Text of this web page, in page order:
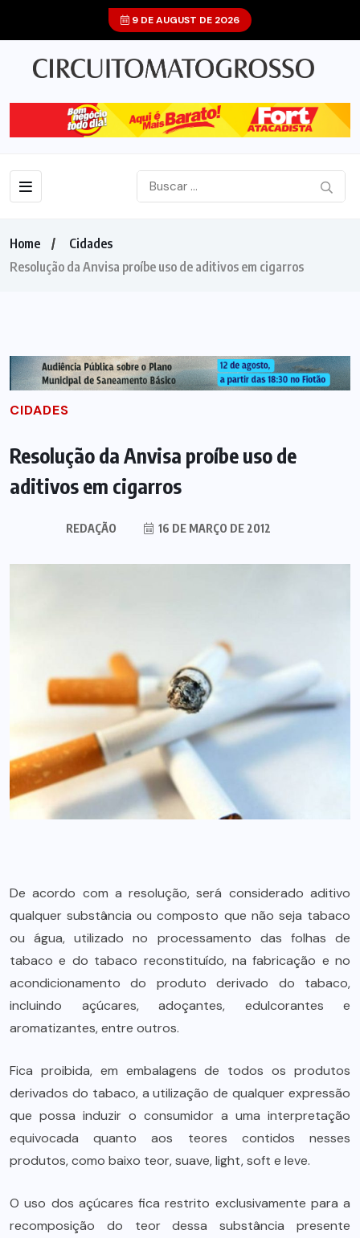
9 DE AUGUST DE 2026
Home
Cidades
Resolução da Anvisa proíbe uso de aditivos em cigarros
CIDADES
Resolução da Anvisa proíbe uso de
aditivos em cigarros
REDAÇÃO 16 DE MARÇO DE 2012
De acordo com a resolução, será considerado aditivo
qualquer substância ou composto que não seja tabaco
ou água, utilizado no processamento das folhas de
tabaco e do tabaco reconstituído, na fabricação e no
acondicionamento do produto derivado do tabaco,
incluindo açúcares, adoçantes, edulcorantes e
aromatizantes, entre outros.
Fica proibida, em embalagens de todos os produtos
derivados do tabaco, a utilização de qualquer expressão
que possa induzir o consumidor a uma interpretação
equivocada quanto aos teores contidos nesses
produtos, como baixo teor, suave, light, soft e leve.
O uso dos açúcares fica restrito exclusivamente para a
recomposição do teor dessa substância presente